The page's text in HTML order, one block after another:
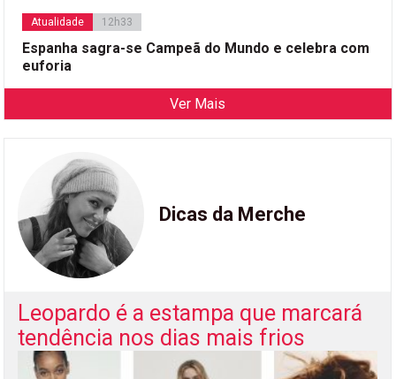
Atualidade 12h33
Espanha sagra-se Campeã do Mundo e celebra com
euforia
Ver Mais
Dicas da Merche
Leopardo é a estampa que marcará
tendência nos dias mais frios